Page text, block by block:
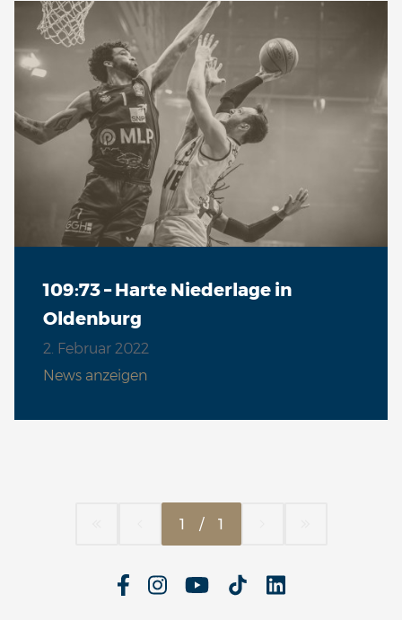
109:73 – Harte Niederlage in
Oldenburg
2. Februar 2022
News anzeigen
1 / 1